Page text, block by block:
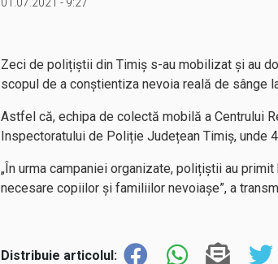
Zeci de polițiștii din Timiș s-au mobilizat și au
scopul de a conștientiza nevoia reală de sânge
Astfel că, echipa de colectă mobilă a Centrului
Inspectoratului de Poliție Județean Timiș,
„În urma campaniei organizate, polițiștii au
necesare copiilor și familiilor nevoiașe”, a
Distribuie articolul: